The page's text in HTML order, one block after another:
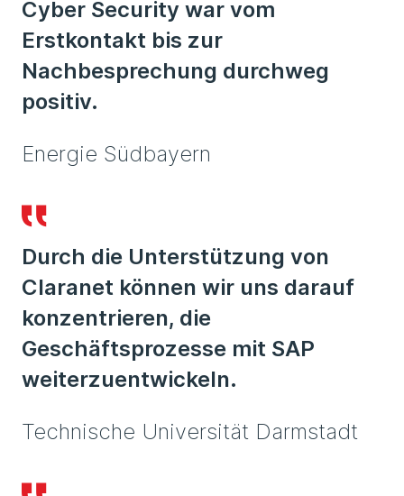
Cyber Security war vom
Erstkontakt bis zur
Nachbesprechung durchweg
positiv.
Energie Südbayern
Durch die Unterstützung von
Claranet können wir uns darauf
konzentrieren, die
Geschäftsprozesse mit SAP
weiterzuentwickeln.
Technische Universität Darmstadt